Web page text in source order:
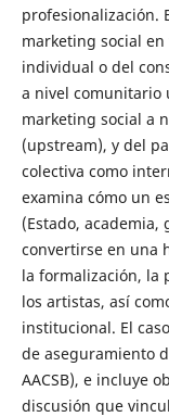
profesionalización.
marketing social
individual o del
a nivel comunitario
marketing social a
(upstream), y del
colectiva como
examina cómo un
(Estado,
convertirse en una
la formalización, la
los artistas, así
institucional. El
de aseguramiento
AACSB), e incluye
discusión que